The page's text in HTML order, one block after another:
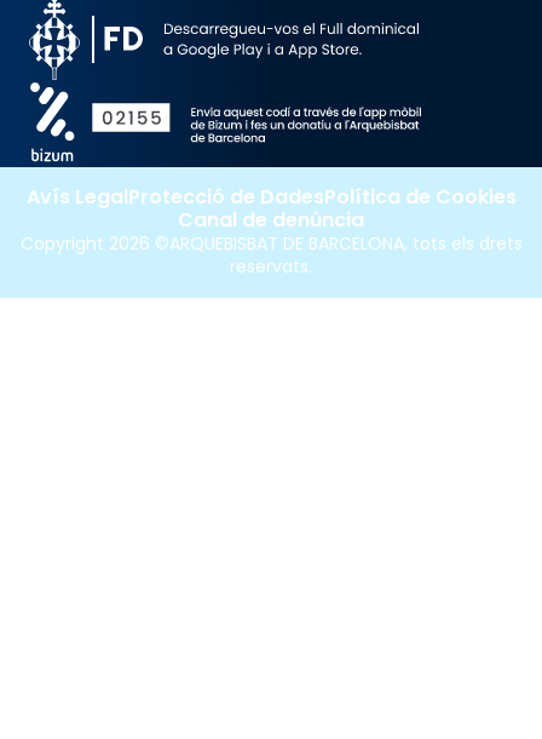
Copyright 2026 ©ARQUEBISBAT DE BARCELONA, tots els drets
reservats.
Avís LegalProtecció de DadesPolítica de Cookies
Canal de denúncia